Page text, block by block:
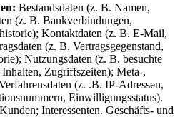
Bestandsdaten (z. B. Namen,
(z. B. Bankverbindungen,
Kontaktdaten (z. B. E-Mail,
(z. B. Vertragsgegenstand,
Nutzungsdaten (z. B. besuchte
Inhalten, Zugriffszeiten); Meta-,
(z. .B. IP-Adressen,
Einwilligungsstatus).
Kunden; Interessenten. Geschäfts- und